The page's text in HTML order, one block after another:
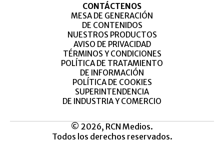
CONTÁCTENOS
MESA DE GENERACIÓN
DE CONTENIDOS
NUESTROS PRODUCTOS
AVISO DE PRIVACIDAD
TÉRMINOS Y CONDICIONES
POLÍTICA DE TRATAMIENTO
DE INFORMACIÓN
POLÍTICA DE COOKIES
SUPERINTENDENCIA
DE INDUSTRIA Y COMERCIO
© 2026, RCN Medios.
Todos los derechos reservados.